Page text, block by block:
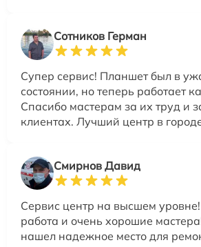
Сотников Герман
Супер сервис! Планшет был в
состоянии, но теперь работает
Спасибо мастерам за их труд и
клиентах. Лучший центр в
Смирнов Давид
Сервис центр на высшем
работа и очень хорошие
нашел надежное место для